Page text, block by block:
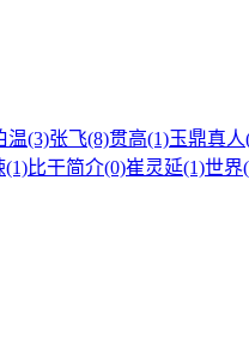
温(3)张飞(8)贯高(1)玉鼎真人
(1)比干简介(0)崔灵延(1)世界